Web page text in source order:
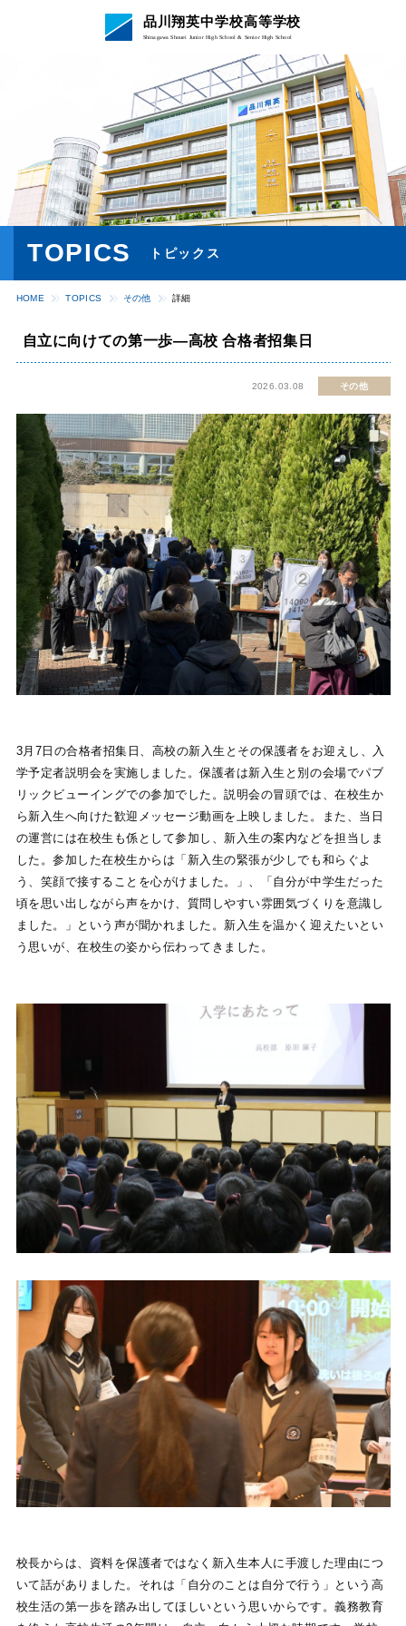
品川翔英中学校高等学校
Shinagawa Shouei Junior High School & Senior High School
TOPICS トピックス
HOME TOPICS その他 詳細
自立に向けての第一歩―高校 合格者招集日
2026.03.08 その他
3月7日の合格者招集日、高校の新入生とその保護者をお迎えし、入
学予定者説明会を実施しました。保護者は新入生と別の会場でパブ
リックビューイングでの参加でした。説明会の冒頭では、在校生か
ら新入生へ向けた歓迎メッセージ動画を上映しました。また、当日
の運営には在校生も係として参加し、新入生の案内などを担当しま
した。参加した在校生からは「新入生の緊張が少しでも和らぐよ
う、笑顔で接することを心がけました。」、「自分が中学生だった
頃を思い出しながら声をかけ、質問しやすい雰囲気づくりを意識し
ました。」という声が聞かれました。新入生を温かく迎えたいとい
う思いが、在校生の姿から伝わってきました。
校長からは、資料を保護者ではなく新入生本人に手渡した理由につ
いて話がありました。それは「自分のことは自分で行う」という高
校生活の第一歩を踏み出してほしいという思いからです。義務教育